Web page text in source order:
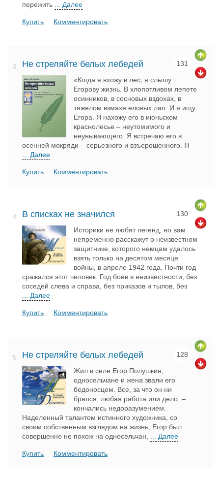
пережить
... Далее
Купить Комментировать
3. Не стреляйте белых лебедей 131
«Когда я вхожу в лес, я слышу
Егорову жизнь. В хлопотливом лепете
осинников, в сосновых вздохах, в
тяжелом взмахе еловых лап. И я ищу
Егора. Я нахожу его в июньском
краснолесье – неутомимого и
неунывающего. Я встречаю его в
осенней мокряди – серьезного и взъерошенного. Я
... Далее
Купить Комментировать
4. В списках не значился 130
Историки не любят легенд, но вам
непременно расскажут о неизвестном
защитнике, которого немцам удалось
взять только на десятом месяце
войны, в апреле 1942 года. Почти год
сражался этот человек. Год боев в неизвестности, без
соседей слева и справа, без приказов и тылов, без
... Далее
Купить Комментировать
5. Не стреляйте белых лебедей 128
Жил в селе Егор Полушкин,
односельчане и жена звали его
бедоносцем. Все, за что он ни
брался, любая работа или дело, –
кончались недоразумением.
Наделенный талантом истинного художника, со
своим собственным взглядом на жизнь, Егор был
совершенно не похож на односельчан,
... Далее
Купить Комментировать